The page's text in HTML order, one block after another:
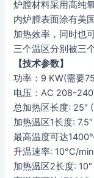
炉膛材料采用高纯
内炉膛表面涂有美
加热效率，同时也
三个温区分别被三
【技术参数】
功率：9 KW(需要
电压：AC 208-
总加热区长度: 25″
加热温区1长度:
最高温度可达
升温速率: 10°C/min
加热温区2长度: